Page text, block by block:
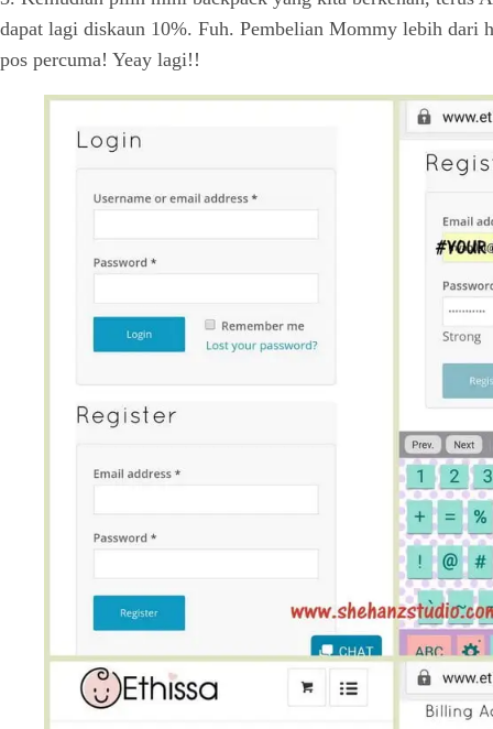
dapat lagi diskaun 10%. Fuh. Pembelian Mommy lebih dari
pos percuma! Yeay lagi!!